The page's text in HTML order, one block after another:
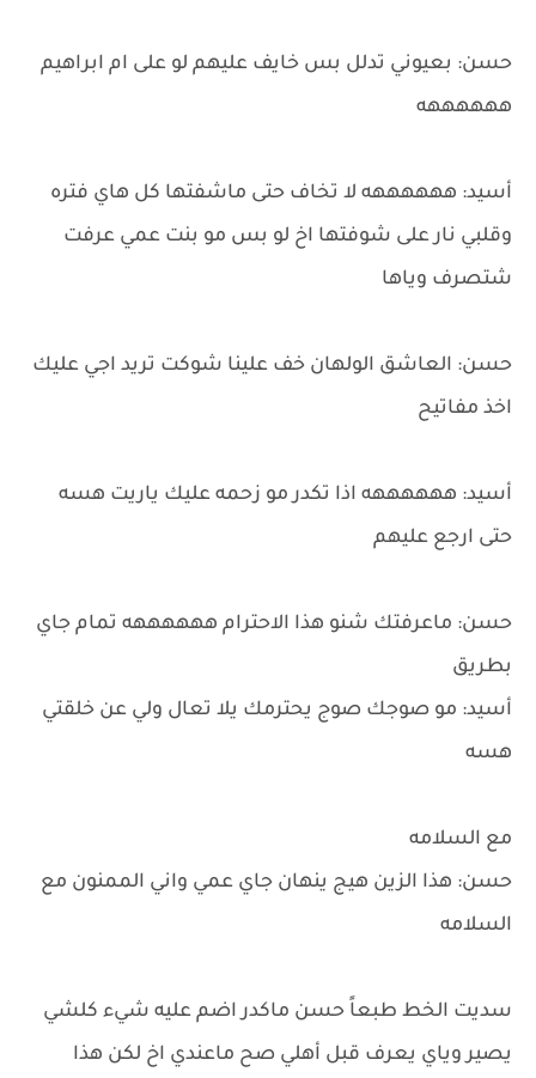
حسن: بعيوني تدلل بس خايف عليهم لو على ام ابراهيم
ههههههه
أسيد: ههههههه لا تخاف حتى ماشفتها كل هاي فتره
وقلبي نار على شوفتها اخ لو بس مو بنت عمي عرفت
شتصرف وياها
حسن: العاشق الولهان خف علينا شوكت تريد اجي عليك
اخذ مفاتيح
أسيد: ههههههه اذا تكدر مو زحمه عليك ياريت هسه
حتى ارجع عليهم
حسن: ماعرفتك شنو هذا الاحترام ههههههه تمام جاي
بطريق
أسيد: مو صوجك صوج يحترمك يلا تعال ولي عن خلقتي
هسه
مع السلامه
حسن: هذا الزين هيج ينهان جاي عمي واني الممنون مع
السلامه
سديت الخط طبعاً حسن ماكدر اضم عليه شيء كلشي
يصير وياي يعرف قبل أهلي صح ماعندي اخ لكن هذا